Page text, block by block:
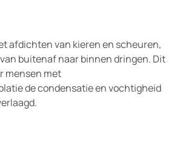
afdichten van kieren en scheuren,
buitenaf naar binnen dringen. Dit
mensen met
de condensatie en vochtigheid